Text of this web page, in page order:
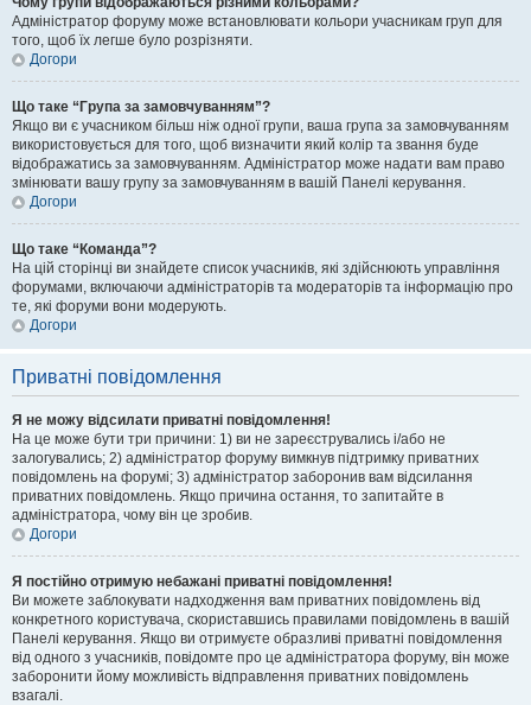
Адміністратор форуму може встановлювати кольори учасникам груп для
того, щоб їх легше було розрізняти.
Догори
Що таке “Група за замовчуванням”?
Якщо ви є учасником більш ніж одної групи, ваша група за замовчуванням
використовується для того, щоб визначити який колір та звання буде
відображатись за замовчуванням. Адміністратор може надати вам право
змінювати вашу групу за замовчуванням в вашій Панелі керування.
Догори
Що таке “Команда”?
На цій сторінці ви знайдете список учасників, які здійснюють управління
форумами, включаючи адміністраторів та модераторів та інформацію про
те, які форуми вони модерують.
Догори
Приватні повідомлення
Я не можу відсилати приватні повідомлення!
На це може бути три причини: 1) ви не зареєструвались і/або не
залогувались; 2) адміністратор форуму вимкнув підтримку приватних
повідомлень на форумі; 3) адміністратор заборонив вам відсилання
приватних повідомлень. Якщо причина остання, то запитайте в
адміністратора, чому він це зробив.
Догори
Я постійно отримую небажані приватні повідомлення!
Ви можете заблокувати надходження вам приватних повідомлень від
конкретного користувача, скориставшись правилами повідомлень в вашій
Панелі керування. Якщо ви отримуєте образливі приватні повідомлення
від одного з учасників, повідомте про це адміністратора форуму, він може
заборонити йому можливість відправлення приватних повідомлень
взагалі.